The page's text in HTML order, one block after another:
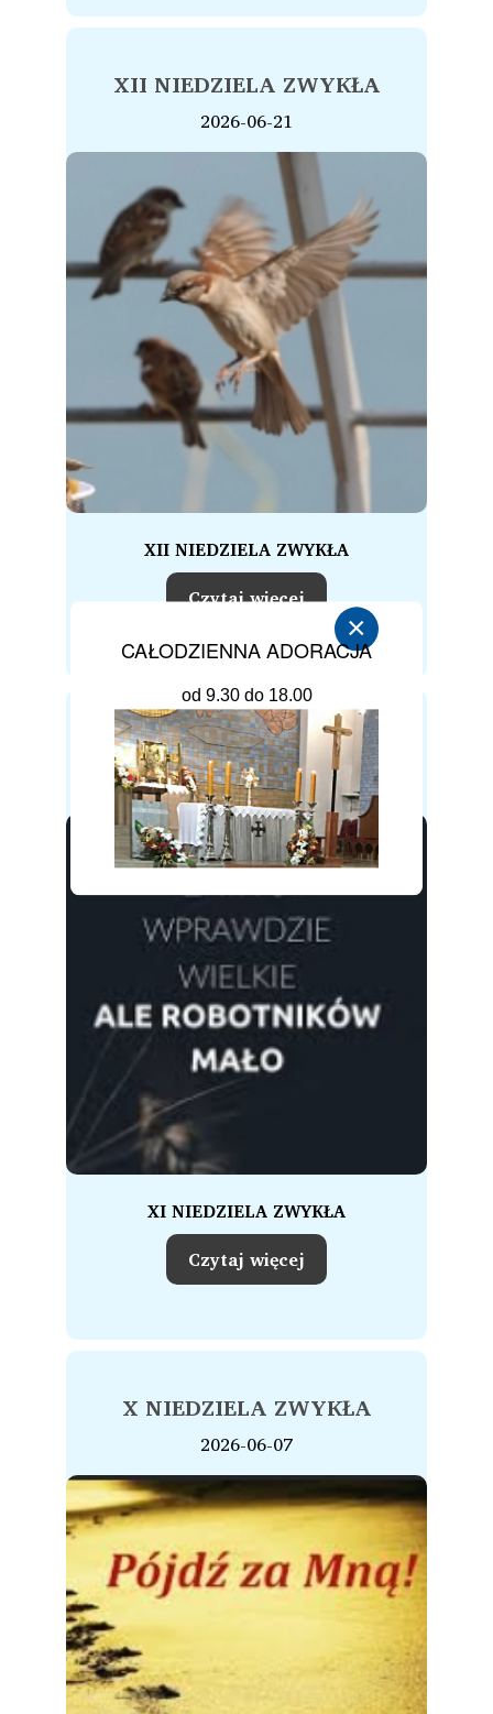
XII NIEDZIELA ZWYKŁA
2026-06-21
XII NIEDZIELA ZWYKŁA
Czytaj więcej
XI NIEDZIELA ZWYKŁA
2026-06-14
XI NIEDZIELA ZWYKŁA
Czytaj więcej
X NIEDZIELA ZWYKŁA
2026-06-07
×
CAŁODZIENNA ADORACJA
od 9.30 do 18.00